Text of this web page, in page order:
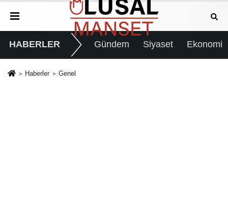
HABERLER Gündem Siyaset Ekonomi
Haberler Genel